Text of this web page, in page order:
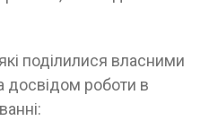
поділилися власними
досвідом роботи в